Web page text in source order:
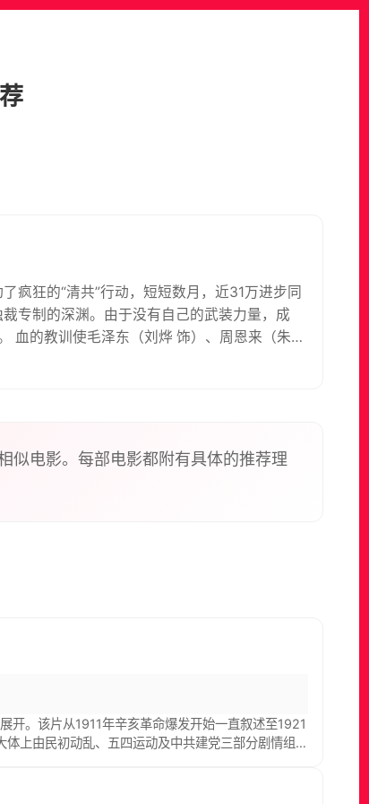
疯狂的“清共”行动，短短数月，近31万进步同
专制的深渊。由于没有自己的武装力量，成
血的教训使毛泽东（刘烨 饰）、周恩来（朱
他们临危受命，冒着生命危险分赴湖南和南
似电影。每部电影都附有具体的推荐理
开。该片从1911年辛亥革命爆发开始一直叙述至1921
上由民初动乱、五四运动及中共建党三部分剧情组